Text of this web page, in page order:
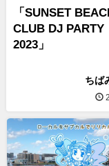
「SUNSET
CLUB DJ PARTY
2023」
ちば